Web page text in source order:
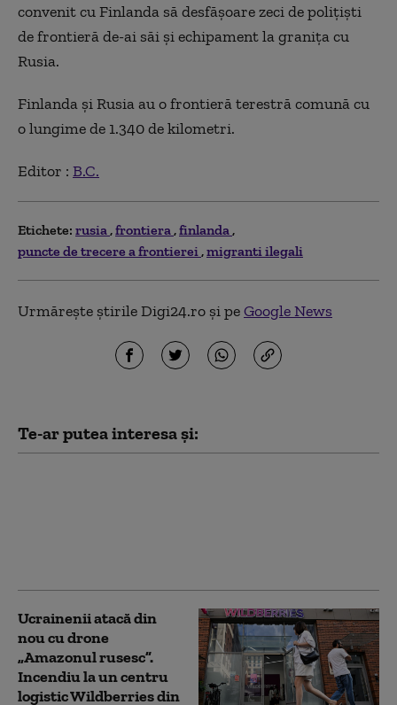
convenit cu Finlanda să desfăşoare zeci de poliţişti
de frontieră de-ai săi şi echipament la graniţa cu
Rusia.
Finlanda şi Rusia au o frontieră terestră comună cu
o lungime de 1.340 de kilometri.
Editor : B.C.
Etichete: rusia frontiera finlanda
puncte de trecere a frontierei migranti ilegali
Urmărește știrile Digi24.ro și peGoogle News
Te-ar putea interesa și:
Ucrainenii atacă din
nou cu drone
„Amazonul rusesc”.
Incendiu la un centru
logistic Wildberries din